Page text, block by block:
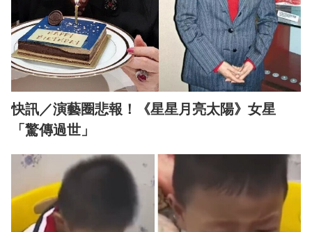
快訊／演藝圈悲報！《星星月亮太陽》女星
「驚傳過世」